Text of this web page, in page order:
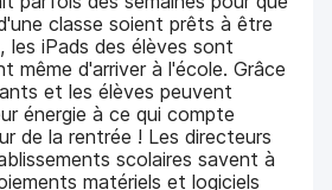
classe soient prêts à être
les iPads des élèves sont
même d'arriver à l'école. Grâce
et les élèves peuvent
énergie à ce qui compte
de la rentrée ! Les directeurs
scolaires savent à
matériels et logiciels